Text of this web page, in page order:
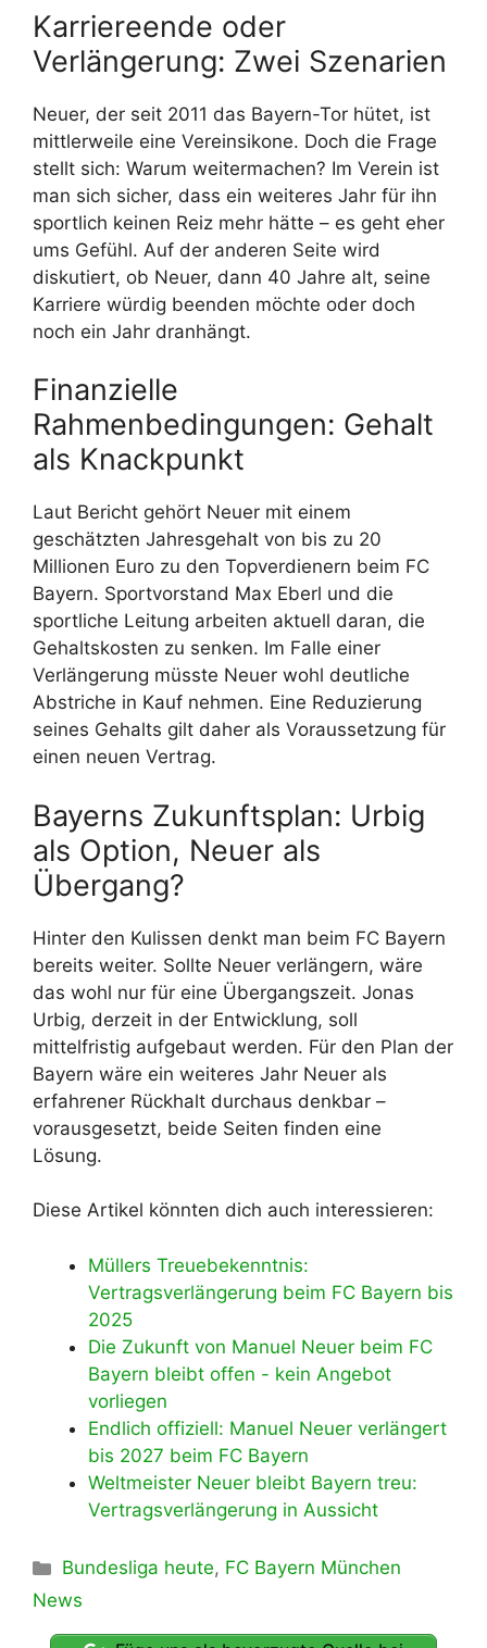
Karriereende oder
Verlängerung: Zwei Szenarien
Neuer, der seit 2011 das Bayern-Tor hütet, ist
mittlerweile eine Vereinsikone. Doch die Frage
stellt sich: Warum weitermachen? Im Verein ist
man sich sicher, dass ein weiteres Jahr für ihn
sportlich keinen Reiz mehr hätte – es geht eher
ums Gefühl. Auf der anderen Seite wird
diskutiert, ob Neuer, dann 40 Jahre alt, seine
Karriere würdig beenden möchte oder doch
noch ein Jahr dranhängt.
Finanzielle
Rahmenbedingungen: Gehalt
als Knackpunkt
Laut Bericht gehört Neuer mit einem
geschätzten Jahresgehalt von bis zu 20
Millionen Euro zu den Topverdienern beim FC
Bayern. Sportvorstand Max Eberl und die
sportliche Leitung arbeiten aktuell daran, die
Gehaltskosten zu senken. Im Falle einer
Verlängerung müsste Neuer wohl deutliche
Abstriche in Kauf nehmen. Eine Reduzierung
seines Gehalts gilt daher als Voraussetzung für
einen neuen Vertrag.
Bayerns Zukunftsplan: Urbig
als Option, Neuer als
Übergang?
Hinter den Kulissen denkt man beim FC Bayern
bereits weiter. Sollte Neuer verlängern, wäre
das wohl nur für eine Übergangszeit. Jonas
Urbig, derzeit in der Entwicklung, soll
mittelfristig aufgebaut werden. Für den Plan der
Bayern wäre ein weiteres Jahr Neuer als
erfahrener Rückhalt durchaus denkbar –
vorausgesetzt, beide Seiten finden eine
Lösung.
Diese Artikel könnten dich auch interessieren:
Müllers Treuebekenntnis:
Vertragsverlängerung beim FC Bayern bis
2025
Die Zukunft von Manuel Neuer beim FC
Bayern bleibt offen - kein Angebot
vorliegen
Endlich offiziell: Manuel Neuer verlängert
bis 2027 beim FC Bayern
Weltmeister Neuer bleibt Bayern treu:
Vertragsverlängerung in Aussicht
Kategorien
Bundesliga heute, FC Bayern München
News